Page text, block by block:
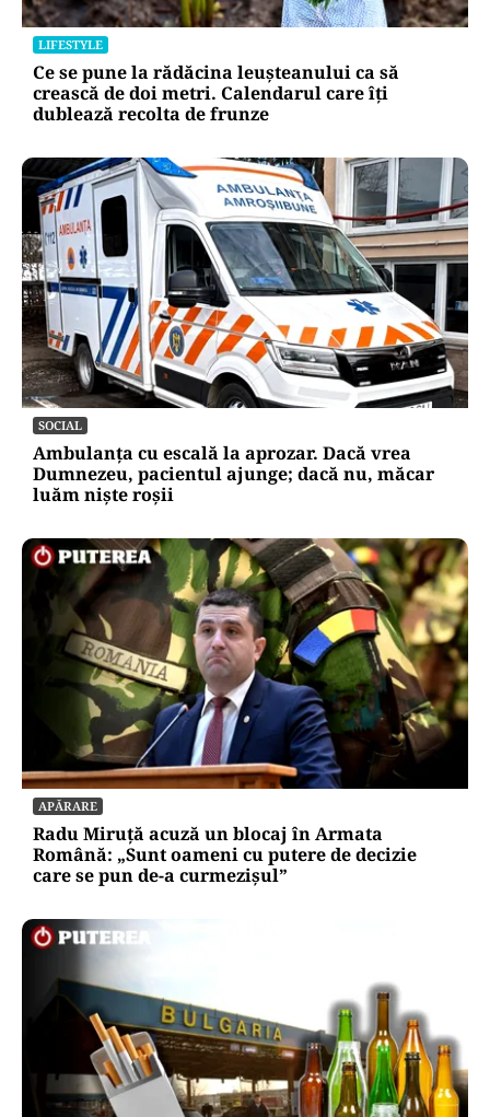
Locul din România unde trotinetele vor fi
interzise în parcuri. Cine riscă amenzi de până
la 5.000 de lei
LIFESTYLE
Ce se pune la rădăcina leușteanului ca să
crească de doi metri. Calendarul care îți
dublează recolta de frunze
SOCIAL
Ambulanța cu escală la aprozar. Dacă vrea
Dumnezeu, pacientul ajunge; dacă nu, măcar
luăm niște roșii